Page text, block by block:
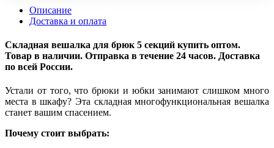
Описание
Доставка и оплата
Складная вешалка для брюк 5 секций купить оптом.
Товар в наличии. Отправка в течение 24 часов. Доставка
по всей России.
Устали от того, что брюки и юбки занимают слишком много
места в шкафу? Эта складная многофункциональная вешалка
станет вашим спасением.
Почему стоит выбрать: